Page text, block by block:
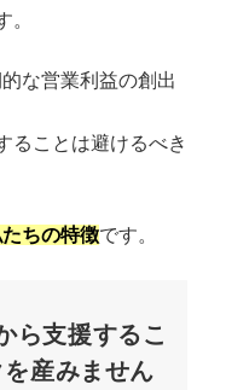
。
な営業利益の創出
ることは避けるべき
ちの特徴です。
ら支援するこ
産みません